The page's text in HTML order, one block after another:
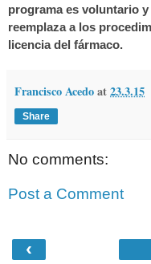
programa es voluntario
reemplaza a los
licencia del fármaco.
Francisco Acedoat23.3.15
Share
No comments:
Post a Comment
‹